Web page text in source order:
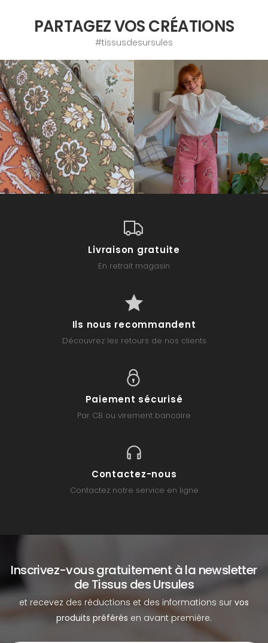
PARTAGEZ VOS CRÉATIONS
#tissusdesursules
Livraison gratuite
En retrait magasin
Ils nous recommandent
Découvrez les retours de nos clients
Paiement sécurisé
Par CB ou virement bancaire
Contactez-nous
Contactez notre service en ligne
Inscrivez-vous gratuitement à la newsletter
de Tissus des Ursules
et recevez des réductions et des informations sur vos
produits préférés en avant première.